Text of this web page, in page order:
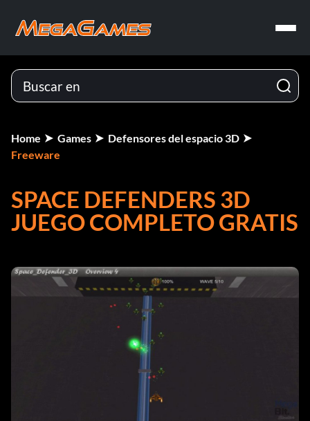
Home Games
Defensores del espacio 3D
Freeware
SPACE DEFENDERS 3D
JUEGO COMPLETO GRATIS